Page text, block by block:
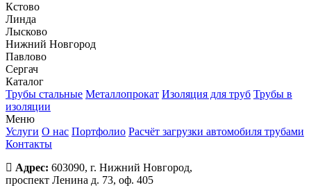
Кстово
Линда
Лысково
Нижний Новгород
Павлово
Сергач
Каталог
Трубы стальные Металлопрокат Изоляция для труб Трубы в
изоляции
Меню
Услуги О нас Портфолио Расчёт загрузки автомобиля трубами
Контакты
Адрес: 603090, г. Нижний Новгород,
проспект Ленина д. 73, оф. 405